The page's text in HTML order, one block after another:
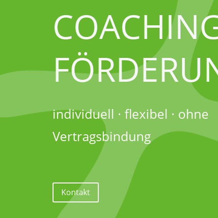
individuell · flexibel · ohne
Vertragsbindung
Kontakt